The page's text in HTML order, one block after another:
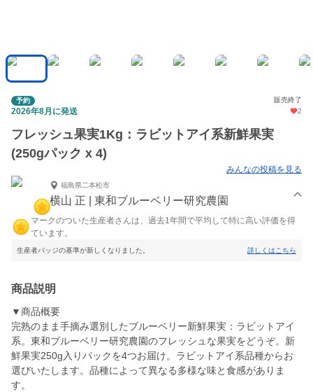
予約 販売終了
2026年8月に発送 2
フレッシュ果実1Kg：ラビットアイ系新鮮果実
(250gパック x 4)
みんなの投稿を見る
福島県二本松市
横山 正 | 東和ブルーベリー研究農園
マークのついた生産者さんは、過去1年間で平均して特に高い評価を得
ています。
生産者バッジの基準が新しくなりました。 詳しくはこちら
商品説明
▼商品概要
完熟のまま手摘み選別したブルーベリー新鮮果実：ラビットアイ
系。東和ブルーベリー研究農園のフレッシュな果実をどうぞ。新
鮮果実250g入りパックを4つお届け。ラビットアイ系品種からお
選びいたします。品種によって異なる多様な味と食感がありま
す。